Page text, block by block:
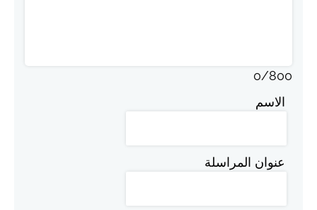
0/800
الاسم
عنوان المراسلة